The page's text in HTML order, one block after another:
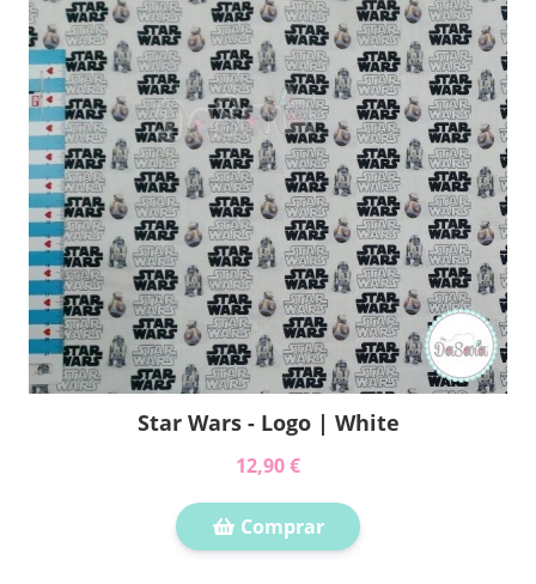
Star Wars - Logo | White
12,90 €
Comprar